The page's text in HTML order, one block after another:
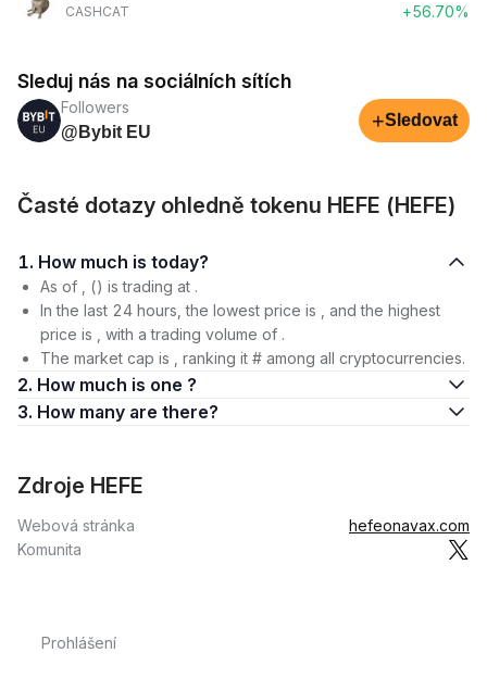
CASHCAT
+56.70%
Sleduj nás na sociálních sítích
Followers
@Bybit EU
+Sledovat
Časté dotazy ohledně tokenu HEFE (HEFE)
1. How much is today?
As of , () is trading at .
In the last 24 hours, the lowest price is , and the highest
price is , with a trading volume of .
The market cap is , ranking it # among all cryptocurrencies.
2. How much is one ?
3. How many are there?
Zdroje HEFE
Webová stránka
hefeonavax.com
Komunita
Prohlášení